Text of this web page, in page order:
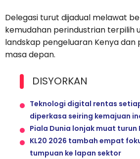
Delegasi turut dijadual melawat
kemudahan perindustrian terpilih
landskap pengeluaran Kenya dan
masa depan.
DISYORKAN
Teknologi digital rentas
diperkasa seiring kemajuan
Piala Dunia lonjak muat turun
KL20 2026 tambah empat
tumpuan ke lapan sektor